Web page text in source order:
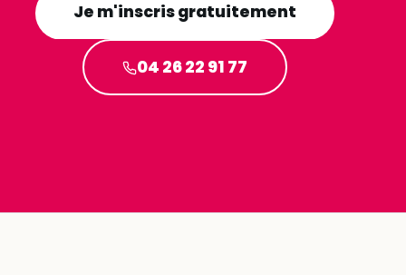
Je m'inscris gratuitement
04 26 22 91 77